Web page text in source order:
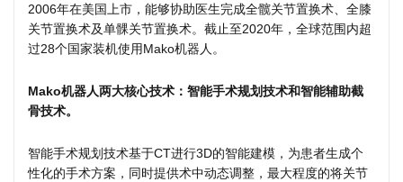
2006年在美国上市，能够协助医生完成全髋关节置换术、全膝
关节置换术及单髁关节置换术。截止至2020年，全球范围内超
过28个国家装机使用Mako机器人。
Mako机器人两大核心技术：智能手术规划技术和智能辅助截
骨技术。
智能手术规划技术基于CT进行3D的智能建模，为患者生成个
性化的手术方案，同时提供术中动态调整，最大程度的将关节